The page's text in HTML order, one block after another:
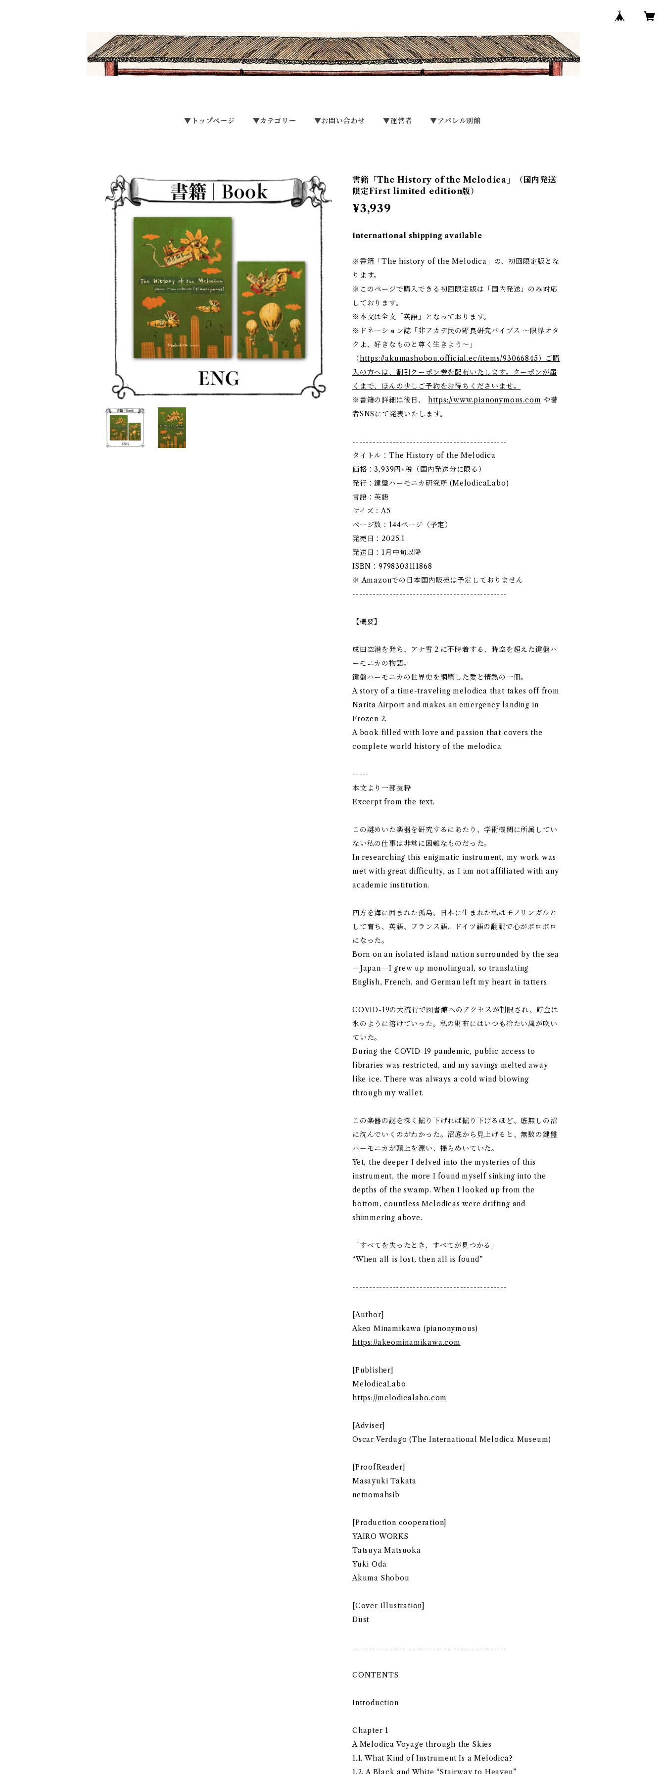
▼トップページ ▼カテゴリー ▼お問い合わせ ▼運営者 ▼アパレル別館
書籍「The History of the Melodica」（国内発送
限定First limited edition版）
¥3,939
International shipping available
※書籍「The history of the Melodica」の、初回限定版とな
ります。
※このページで購入できる初回限定版は「国内発送」のみ対応
しております。
※本文は全文「英語」となっております。
※ドネーション誌「非アカデ民の野良研究バイブス 〜限界オタ
クよ、好きなものと尊く生きよう〜」
（https://akumashobou.official.ec/items/93066845）ご購
入の方へは、割引クーポン券を配布いたします。クーポンが届
くまで、ほんの少しご予約をお待ちくださいませ。
※書籍の詳細は後日、 https://www.pianonymous.com や著
者SNSにて発表いたします。
----------------------------------------------
タイトル：The History of the Melodica
価格：3,939円+税（国内発送分に限る）
発行：鍵盤ハーモニカ研究所 (MelodicaLabo)
言語：英語
サイズ：A5
ページ数：144ページ（予定）
発売日：2025.1
発送日：1月中旬以降
ISBN：9798303111868
※ Amazonでの日本国内販売は予定しておりません
----------------------------------------------
【概要】
成田空港を発ち、アナ雪２に不時着する、時空を超えた鍵盤ハ
ーモニカの物語。
鍵盤ハーモニカの世界史を網羅した愛と情熱の一冊。
A story of a time-traveling melodica that takes off from
Narita Airport and makes an emergency landing in
Frozen 2.
A book filled with love and passion that covers the
complete world history of the melodica.
-----
本文より一部抜粋
Excerpt from the text.
この謎めいた楽器を研究するにあたり、学術機関に所属してい
ない私の仕事は非常に困難なものだった。
In researching this enigmatic instrument, my work was
met with great difficulty, as I am not affiliated with any
academic institution.
四方を海に囲まれた孤島、日本に生まれた私はモノリンガルと
して育ち、英語、フランス語、ドイツ語の翻訳で心がボロボロ
になった。
Born on an isolated island nation surrounded by the sea
—Japan—I grew up monolingual, so translating
English, French, and German left my heart in tatters.
COVID-19の大流行で図書館へのアクセスが制限され、貯金は
氷のように溶けていった。私の財布にはいつも冷たい風が吹い
ていた。
During the COVID-19 pandemic, public access to
libraries was restricted, and my savings melted away
like ice. There was always a cold wind blowing
through my wallet.
この楽器の謎を深く掘り下げれば掘り下げるほど、底無しの沼
に沈んでいくのがわかった。沼底から見上げると、無数の鍵盤
ハーモニカが頭上を漂い、揺らめいていた。
Yet, the deeper I delved into the mysteries of this
instrument, the more I found myself sinking into the
depths of the swamp. When I looked up from the
bottom, countless Melodicas were drifting and
shimmering above.
「すべてを失ったとき、すべてが見つかる」
“When all is lost, then all is found”
----------------------------------------------
[Author]
Akeo Minamikawa (pianonymous)
https://akeominamikawa.com
[Publisher]
MelodicaLabo
https://melodicalabo.com
[Adviser]
Oscar Verdugo (The International Melodica Museum)
[ProofReader]
Masayuki Takata
netnomahsib
[Production cooperation]
YAIRO WORKS
Tatsuya Matsuoka
Yuki Oda
Akuma Shobou
[Cover Illustration]
Dust
----------------------------------------------
CONTENTS
Introduction
Chapter 1
A Melodica Voyage through the Skies
1.1. What Kind of Instrument Is a Melodica?
1.2. A Black and White “Stairway to Heaven”